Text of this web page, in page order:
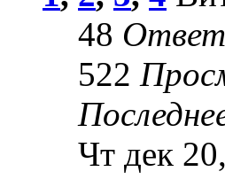
48
522
Чт дек